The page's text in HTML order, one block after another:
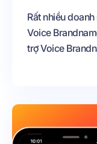
Rất nhiều
Voice
trợ Voice